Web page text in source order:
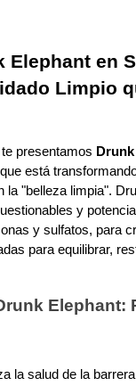
Elephant en
Limpio
te presentamos
está
la "belleza limpia".
y
y sulfatos, para
para equilibrar,
Elephant:
la salud de la